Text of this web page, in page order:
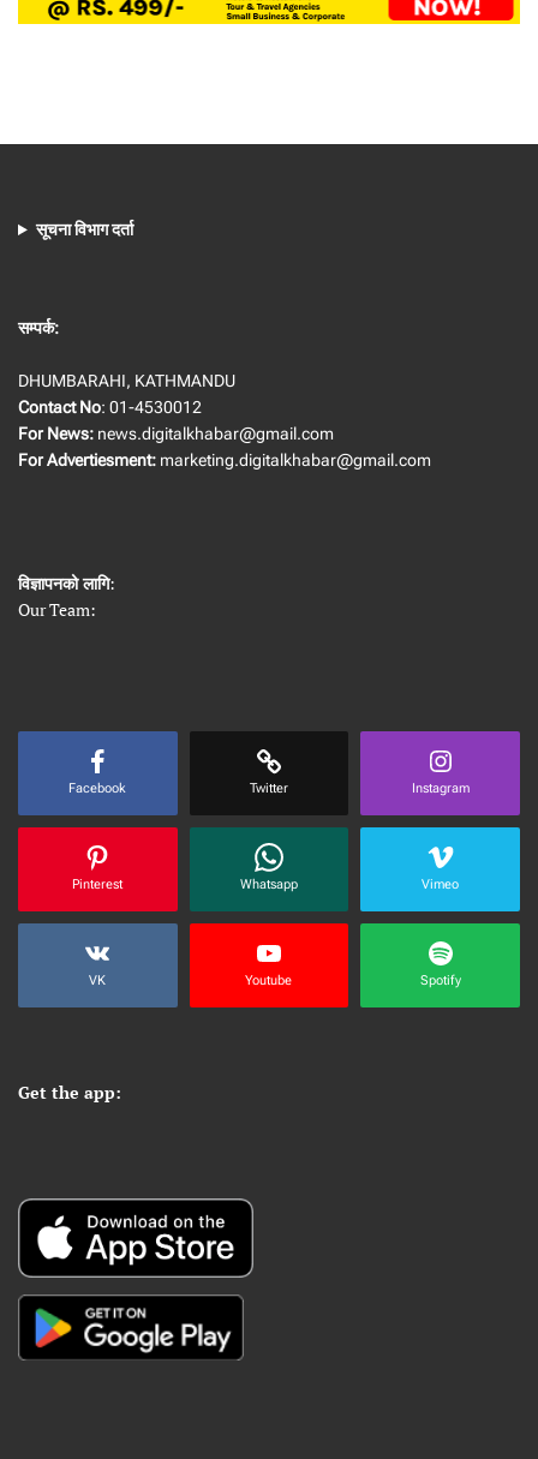
सूचना विभाग दर्ता
सम्पर्क:
DHUMBARAHI, KATHMANDU
Contact No: 01-4530012
For News: news.digitalkhabar@gmail.com
For Advertiesment: marketing.digitalkhabar@gmail.com
विज्ञापनको लागि:
Our Team:
Facebook Twitter Instagram
Pinterest Whatsapp Vimeo
VK Youtube Spotify
Get the app: